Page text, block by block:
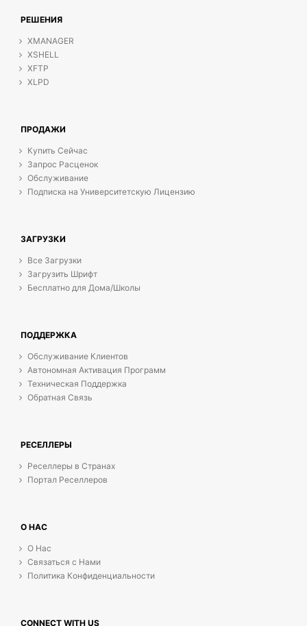
РЕШЕНИЯ
XMANAGER
XSHELL
XFTP
XLPD
ПРОДАЖИ
Купить Сейчас
Запрос Расценок
Обслуживание
Подписка на Университетскую Лицензию
ЗАГРУЗКИ
Все Загрузки
Загрузить Шрифт
Бесплатно для Дома/Школы
ПОДДЕРЖКА
Обслуживание Клиентов
Автономная Активация Программ
Техническая Поддержка
Обратная Связь
РЕСЕЛЛЕРЫ
Реселлеры в Странах
Портал Реселлеров
О НАС
О Нас
Связаться с Нами
Политика Конфиденциальности
CONNECT WITH US